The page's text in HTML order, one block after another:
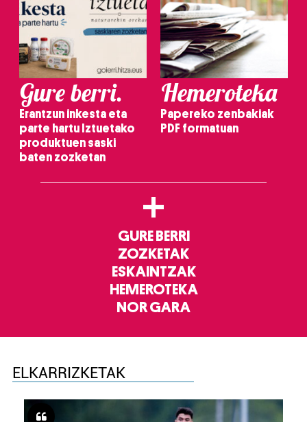
Gure berri.
Erantzun inkesta eta
parte hartu Iztuetako
produktuen saski
baten zozketan
Hemeroteka
Papereko zenbakiak
PDF formatuan
+
GURE BERRI
ZOZKETAK
ESKAINTZAK
HEMEROTEKA
NOR GARA
ELKARRIZKETAK